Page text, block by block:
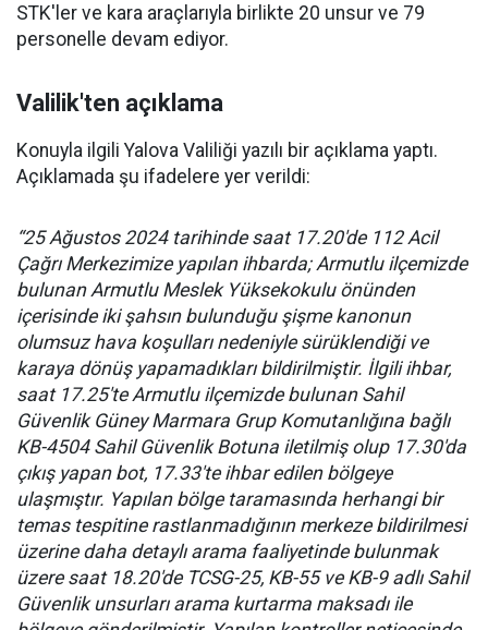
STK'ler ve kara araçlarıyla birlikte 20 unsur ve 79
personelle devam ediyor.
Valilik'ten açıklama
Konuyla ilgili Yalova Valiliği yazılı bir açıklama yaptı.
Açıklamada şu ifadelere yer verildi:
“25 Ağustos 2024 tarihinde saat 17.20'de 112 Acil
Çağrı Merkezimize yapılan ihbarda; Armutlu ilçemizde
bulunan Armutlu Meslek Yüksekokulu önünden
içerisinde iki şahsın bulunduğu şişme kanonun
olumsuz hava koşulları nedeniyle sürüklendiği ve
karaya dönüş yapamadıkları bildirilmiştir. İlgili ihbar,
saat 17.25'te Armutlu ilçemizde bulunan Sahil
Güvenlik Güney Marmara Grup Komutanlığına bağlı
KB-4504 Sahil Güvenlik Botuna iletilmiş olup 17.30'da
çıkış yapan bot, 17.33'te ihbar edilen bölgeye
ulaşmıştır. Yapılan bölge taramasında herhangi bir
temas tespitine rastlanmadığının merkeze bildirilmesi
üzerine daha detaylı arama faaliyetinde bulunmak
üzere saat 18.20'de TCSG-25, KB-55 ve KB-9 adlı Sahil
Güvenlik unsurları arama kurtarma maksadı ile